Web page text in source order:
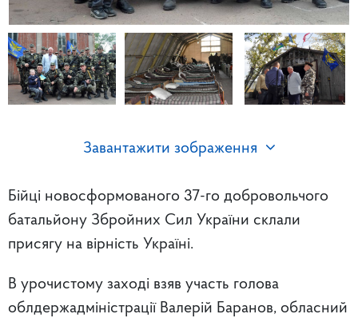
Завантажити зображення
Бійці новосформованого 37-го добровольчого
батальйону Збройних Сил України склали
присягу на вірність Україні.
В урочистому заході взяв участь голова
облдержадміністрації Валерій Баранов, обласний